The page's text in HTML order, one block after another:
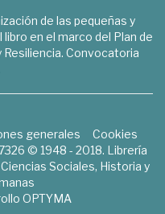
de las pequeñas y
en el marco del Plan de
Convocatoria
generales
Cookies
© 1948 - 2018. Librería
Sociales, Historia y
OPTYMA